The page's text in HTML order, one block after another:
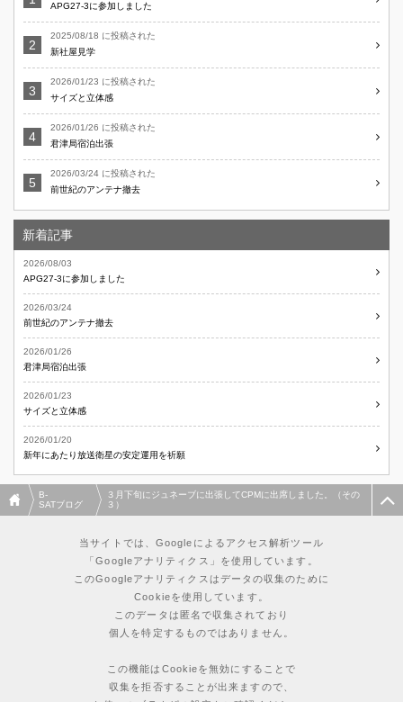
APG27-3に参加しました
2025/08/18 に投稿された
新社屋見学
2026/01/23 に投稿された
サイズと立体感
2026/01/26 に投稿された
君津局宿泊出張
2026/03/24 に投稿された
前世紀のアンテナ撤去
新着記事
2026/08/03
APG27-3に参加しました
2026/03/24
前世紀のアンテナ撤去
2026/01/26
君津局宿泊出張
2026/01/23
サイズと立体感
2026/01/20
新年にあたり放送衛星の安定運用を祈願
B-
SATブログ
３月下旬にジュネーブに出張してCPMに出席しました。（その
３）
当サイトでは、Googleによるアクセス解析ツール
「Googleアナリティクス」を使用しています。
このGoogleアナリティクスはデータの収集のために
Cookieを使用しています。
このデータは匿名で収集されており
個人を特定するものではありません。
この機能はCookieを無効にすることで
収集を拒否することが出来ますので、